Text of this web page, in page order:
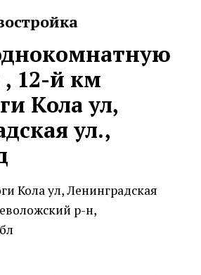
12-й км
Кола ул,
ул.,
Кола ул, Ленинградская
р-н,